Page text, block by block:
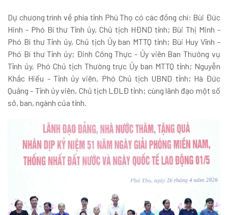
Dự chương trình về phía tỉnh Phú Thọ có các đồng chí: Bùi Đức
Hinh - Phó Bí thư Tỉnh ủy, Chủ tịch HĐND tỉnh; Bùi Thị Minh -
Phó Bí thư Tỉnh ủy, Chủ tịch Ủy ban MTTQ tỉnh; Bùi Huy Vĩnh -
Phó Bí thư Tỉnh ủy; Đinh Công Thực - Ủy viên Ban Thường vụ
Tỉnh ủy, Phó Chủ tịch Thường trực Ủy ban MTTQ tỉnh; Nguyễn
Khắc Hiếu - Tỉnh ủy viên, Phó Chủ tịch UBND tỉnh; Hà Đức
Quảng - Tỉnh ủy viên, Chủ tịch LĐLĐ tỉnh; cùng lãnh đạo một số
sở, ban, ngành của tỉnh.